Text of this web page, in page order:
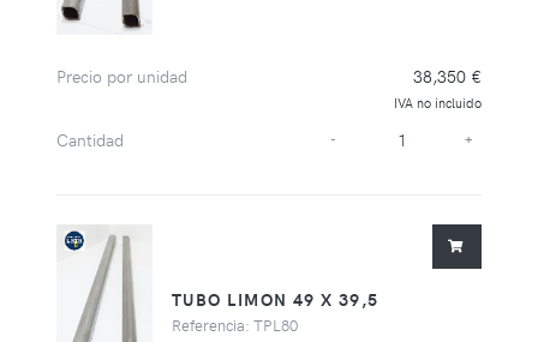
Precio por unidad 38,350 €
IVA no incluido
Cantidad - +
TUBO LIMON 49 X 39,5
Referencia: TPL80